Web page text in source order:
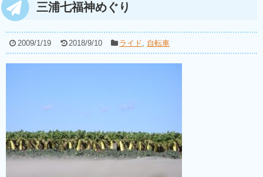
三浦七福神めぐり
2009/1/19 2018/9/10 ライド, 自転車